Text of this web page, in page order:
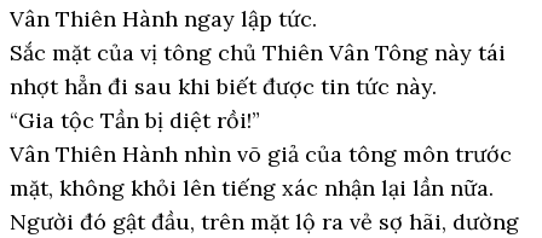
Vân Thiên Hành ngay lập tức.
Sắc mặt của vị tông chủ Thiên Vân Tông này tái
nhợt hẳn đi sau khi biết được tin tức này.
“Gia tộc Tần bị diệt rồi!”
Vân Thiên Hành nhìn võ giả của tông môn trước
mặt, không khỏi lên tiếng xác nhận lại lần nữa.
Người đó gật đầu, trên mặt lộ ra vẻ sợ hãi, dường